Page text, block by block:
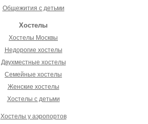
Общежития с детьми
Хостелы
Хостелы Москвы
Недорогие хостелы
Двухместные хостелы
Семейные хостелы
Женские хостелы
Хостелы с детьми
Хостелы у аэропортов